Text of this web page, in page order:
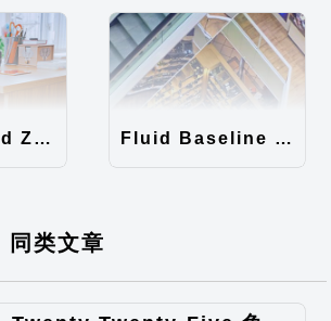
Undistracted Zen主题汉化包 Fluid Baseline Grid主题汉化包
同类文章